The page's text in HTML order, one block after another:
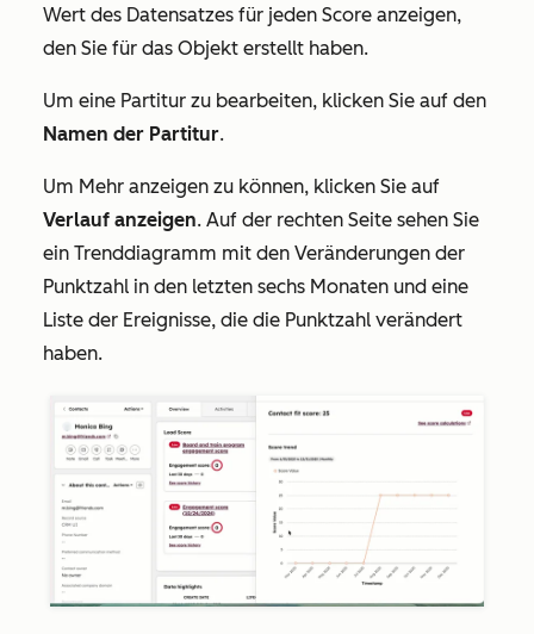
Wert des Datensatzes für jeden Score anzeigen,
den Sie für das Objekt erstellt haben.
Um eine Partitur zu bearbeiten, klicken Sie auf den
Namen der Partitur.
Um Mehr anzeigen zu können, klicken Sie auf
Verlauf anzeigen. Auf der rechten Seite sehen Sie
ein Trenddiagramm mit den Veränderungen der
Punktzahl in den letzten sechs Monaten und eine
Liste der Ereignisse, die die Punktzahl verändert
haben.